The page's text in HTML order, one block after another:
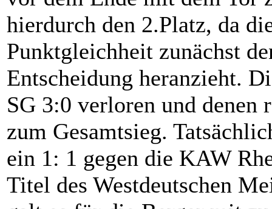
hierdurch den 2.Platz, da
Punktgleichheit zunächst
Entscheidung heranzieht.
SG 3:0 verloren und denen
zum Gesamtsieg.
ein 1: 1 gegen die KAW
Titel des Westdeutschen